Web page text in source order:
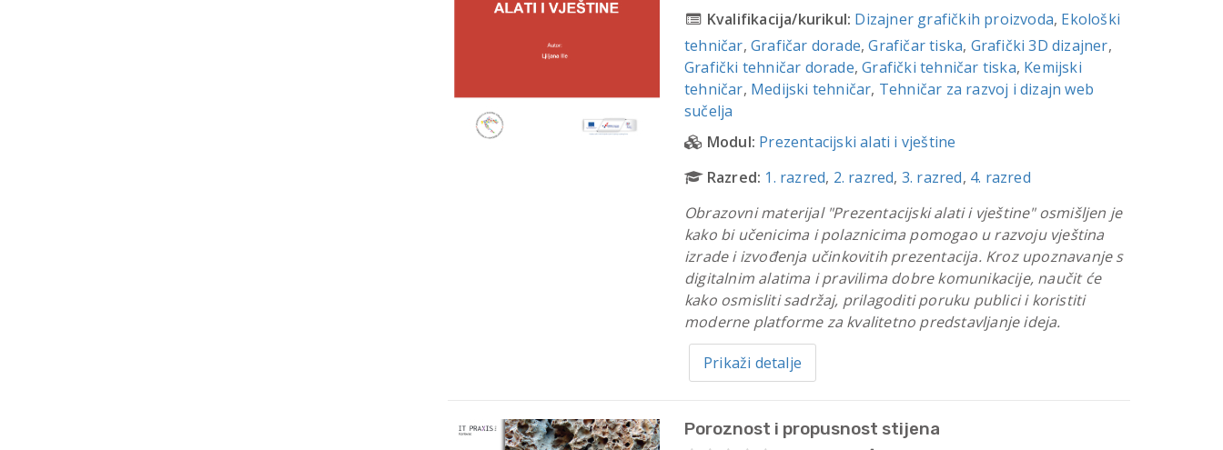
Kvalifikacija/kurikul: Dizajner grafičkih proizvoda, Ekološki
tehničar,Grafičar dorade,Grafičar tiska, Grafički 3D dizajner,
Grafički tehničar dorade,Grafički tehničar tiska, Kemijski
tehničar, Medijski tehničar, Tehničar za razvoj i dizajn web
sučelja
Modul: Prezentacijski alati i vještine
Razred: 1. razred, 2. razred, 3. razred, 4. razred
Obrazovni materijal "Prezentacijski alati i vještine" osmišljen je
kako bi učenicima i polaznicima pomogao u razvoju vještina
izrade i izvođenja učinkovitih prezentacija. Kroz upoznavanje s
digitalnim alatima i pravilima dobre komunikacije, naučit će
kako osmisliti sadržaj, prilagoditi poruku publici i koristiti
moderne platforme za kvalitetno predstavljanje ideja.
Prikaži detalje
Poroznost i propusnost stijena